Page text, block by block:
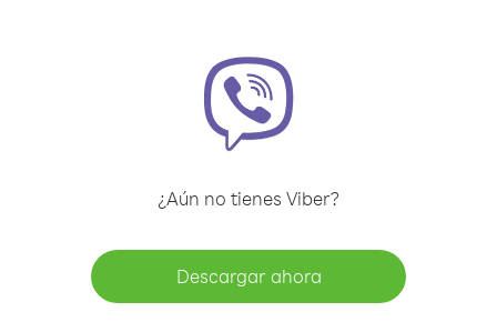
¿Aún no tienes Viber?
Descargar ahora